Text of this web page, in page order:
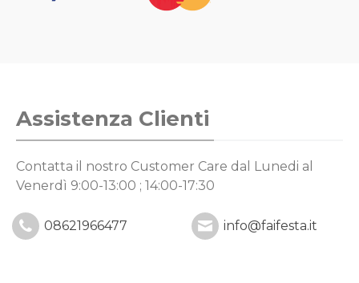
Assistenza Clienti
Contatta il nostro Customer Care dal Lunedi al
Venerdì 9:00-13:00 ; 14:00-17:30
08621966477 info@faifesta.it